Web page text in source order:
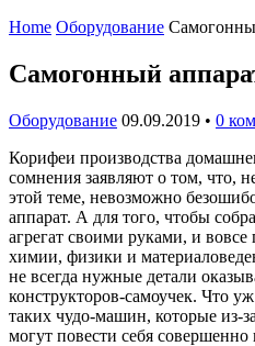
Home Оборудование
Самогонный
Оборудование 09.09.2019 • 0
Корифеи производства
сомнения заявляют о том, что,
этой теме, невозможно
аппарат. А для того, чтобы
агрегат своими руками, и вовсе
химии, физики и
не всегда нужные детали
конструкторов-самоучек. Что
таких чудо-машин, которые из-
могут повести себя совершенно